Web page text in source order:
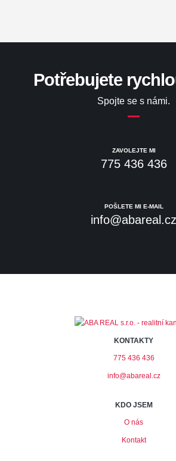
Potřebujete
Spojte se s námi.
ZAVOLEJTE MI
775 436 436
POŠLETE MI E-MAIL
info@abareal.cz
KONTAKTY
775 436 436
info@abareal.cz
KDO JSEM
O nás
Kontakt